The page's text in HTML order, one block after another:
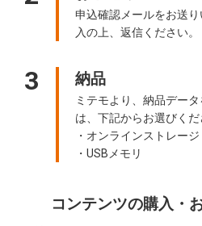
申込確認メールをお送
入の上、返信ください。
3 納品
ミテモより、納品デー
は、下記からお選びくだ
・オンラインストレージ
・USBメモリ
コンテンツの購入・